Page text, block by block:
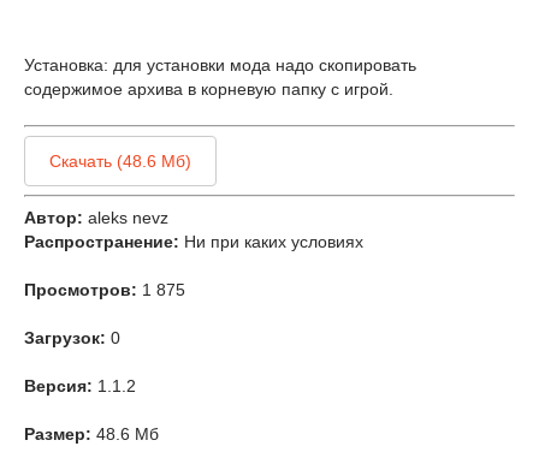
Установка: для установки мода надо скопировать
содержимое архива в корневую папку с игрой.
Скачать (48.6 Мб)
Автор: aleks nevz
Распространение: Ни при каких условиях
Просмотров: 1 875
Загрузок: 0
Версия: 1.1.2
Размер: 48.6 Мб